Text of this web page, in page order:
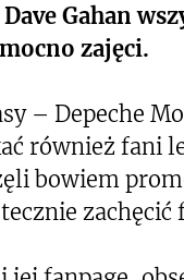
Gahan
zajęci.
– Depeche
również fani
bowiem
zachęcić